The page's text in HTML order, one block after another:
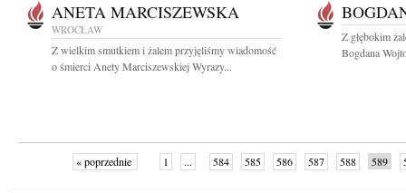
ANETA MARCISZEWSKA
WROCŁAW
Z wielkim smutkiem i żalem przyjęliśmy wiadomość
o śmierci Anety Marciszewskiej Wyrazy...
Z głębokim
Bogdana
« poprzednie 1 ... 584 585 586 587 588 589